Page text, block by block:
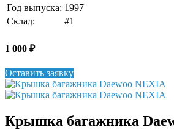
Год выпуска: 1997
Склад:
#1
1 000 ₽
Оставить заявку
Крышка багажника